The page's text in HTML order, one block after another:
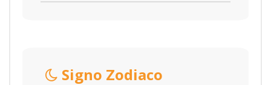
Signo Zodiaco